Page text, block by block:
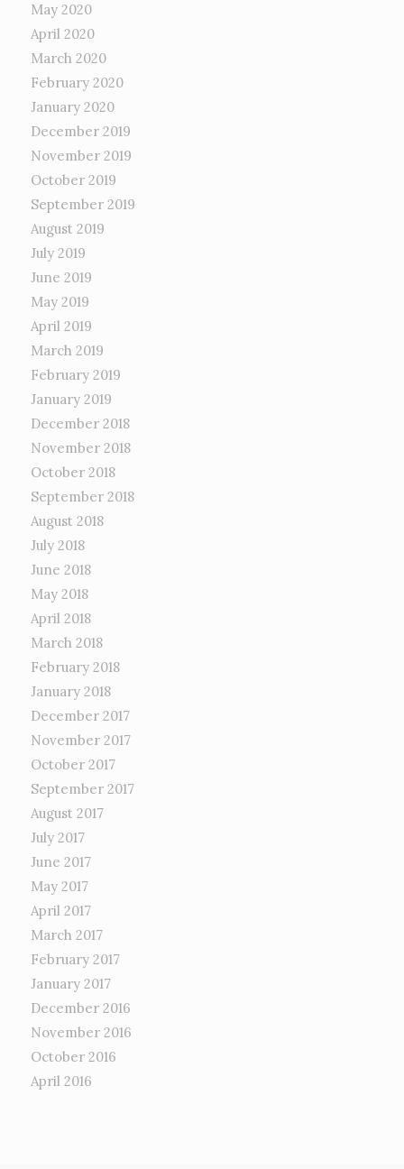
May 2020
April 2020
March 2020
February 2020
January 2020
December 2019
November 2019
October 2019
September 2019
August 2019
July 2019
June 2019
May 2019
April 2019
March 2019
February 2019
January 2019
December 2018
November 2018
October 2018
September 2018
August 2018
July 2018
June 2018
May 2018
April 2018
March 2018
February 2018
January 2018
December 2017
November 2017
October 2017
September 2017
August 2017
July 2017
June 2017
May 2017
April 2017
March 2017
February 2017
January 2017
December 2016
November 2016
October 2016
April 2016